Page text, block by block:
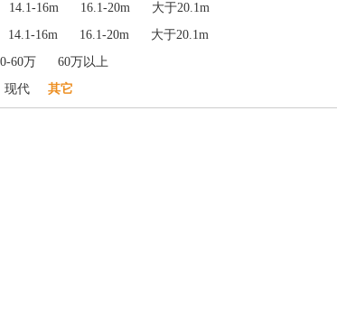
14.1-16m 16.1-20m
大于20.1m
14.1-16m 16.1-20m
大于20.1m
60万
60万以上
现代 其它